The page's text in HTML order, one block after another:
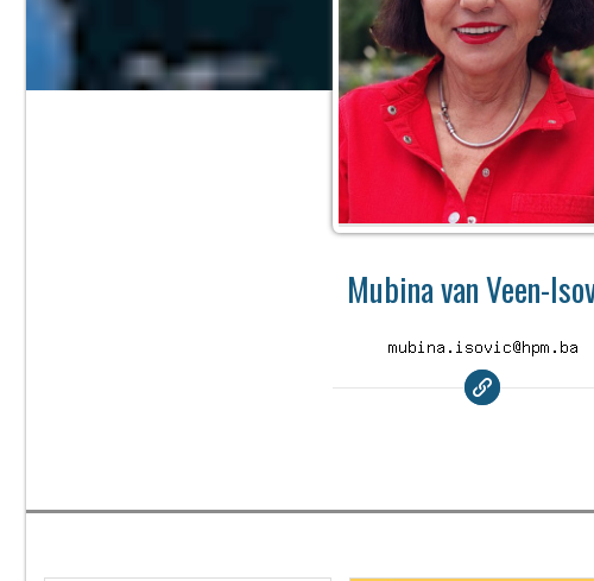
Mubina van Veen-